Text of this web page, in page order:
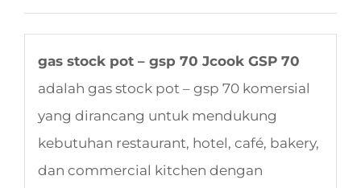
gas stock pot – gsp 70 Jcook GSP 70
adalah gas stock pot – gsp 70 komersial
yang dirancang untuk mendukung
kebutuhan restaurant, hotel, café, bakery,
dan commercial kitchen dengan